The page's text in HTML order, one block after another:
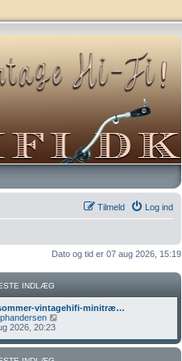
Log ind
Tilmeld
Dato og tid er 07 aug 2026, 15:19
INDLÆG
vintagehifi-minitræ…
d
2026, 20:23